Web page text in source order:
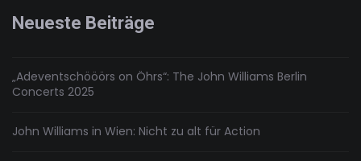
Neueste Beiträge
„Adeventschööörs on Öhrs“: The John Williams Berlin
Concerts 2025
John Williams in Wien: Nicht zu alt für Action